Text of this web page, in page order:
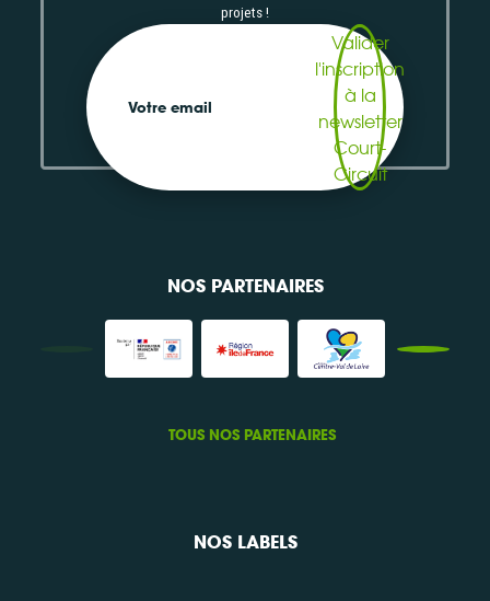
projets !
Votre email
Valider
l'inscription
à la
newsletter
Court-
Circuit
NOS PARTENAIRES
TOUS NOS PARTENAIRES
NOS LABELS